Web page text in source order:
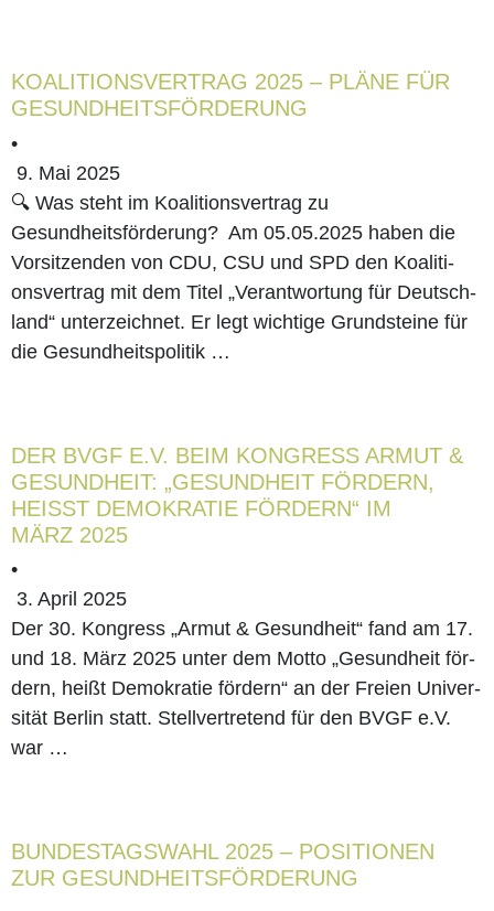
KOALI­TI­ONS­VER­TRAG 2025 – PLÄ­NE FÜR
GESUNDHEITSFÖRDERUNG
•
9. Mai 2025
🔍 Was steht im Koali­ti­ons­ver­trag zu
Gesundheitsförderung? Am 05.05.2025 haben die
Vor­sit­zen­den von CDU, CSU und SPD den Koali­ti­
ons­ver­trag mit dem Titel „Ver­ant­wor­tung für Deutsch­
land“ unter­zeich­net. Er legt wich­ti­ge Grund­stei­ne für
die Gesund­heits­po­li­tik …
DER BVGF E.V. BEIM KON­GRESS ARMUT &
GESUND­HEIT: „GESUND­HEIT FÖR­DERN,
HEISST DEMO­KRA­TIE FÖR­DERN“ IM M
ÄRZ 2025
•
3. April 2025
Der 30. Kon­gress „Armut & Gesund­heit“ fand am 17.
und 18. März 2025 unter dem Mot­to „Gesund­heit för­
dern, heißt Demo­kra­tie för­dern“ an der Frei­en Uni­ver­
si­tät Ber­lin statt. Stell­ver­tre­tend für den BVGF e.V.
war …
BUN­DES­TAGS­WAHL 2025 – POSI­TIO­NEN
ZUR GESUNDHEITSFÖRDERUNG